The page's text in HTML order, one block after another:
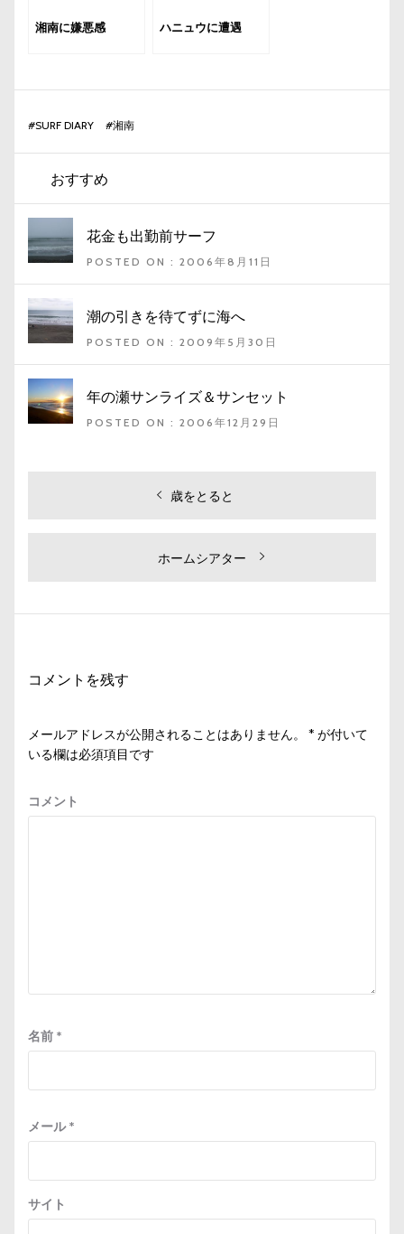
湘南に嫌悪感 ハニュウに遭遇
#SURF DIARY #湘南
おすすめ
花金も出勤前サーフ
POSTED ON : 2006年8月11日
潮の引きを待てずに海へ
POSTED ON : 2009年5月30日
年の瀬サンライズ＆サンセット
POSTED ON : 2006年12月29日
ョ
過
投
歳をとると
次
稿:
ホームシアター
コメントを残す
メールアドレスが公開されることはありません。 * が付いて
いる欄は必須項目です
コメント
名前 *
メール*
サイト